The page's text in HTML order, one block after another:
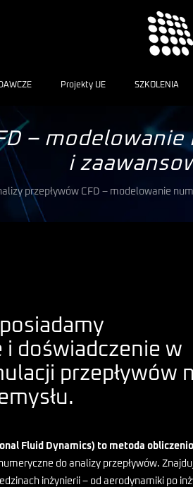
Projekty UE SZKOLENIA
–
i
przepływów CFD – modelowanie
i doświadczenie w
przepływów
Fluid Dynamics) to metoda
do analizy przepływów.
inżynierii – od aerodynamiki po